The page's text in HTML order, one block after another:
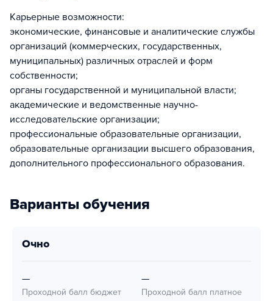
Карьерные возможности:
экономические, финансовые и аналитические службы
организаций (коммерческих, государственных,
муниципальных) различных отраслей и форм
собственности;
органы государственной и муниципальной власти;
академические и ведомственные научно-
исследовательские организации;
профессиональные образовательные организации,
образовательные организации высшего образования,
дополнительного профессионального образования.
Варианты обучения
очно
—
Проходной балл бюджет
—
Проходной балл платное